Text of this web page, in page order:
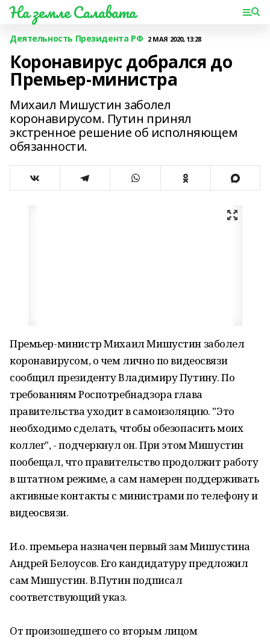
На земле Салавата
Деятельность Президента РФ 2 МАЯ 2020, 13:28
Коронавирус добрался до
Премьер-министра
Михаил Мишустин заболел
коронавирусом. Путин принял
экстренное решение об исполняющем
обязанности.
Премьер-министр Михаил Мишустин заболел
коронавирусом, о чем лично по видеосвязи
сообщил президенту Владимиру Путину. По
требованиям Роспотребнадзора глава
правительства уходит в самоизоляцию. "Это
необходимо сделать, чтобы обезопасить моих
коллег", - подчеркнул он. При этом Мишустин
пообещал, что правительство продолжит работу
в штатном режиме, а сам намерен поддерживать
активные контакты с министрами по телефону и
видеосвязи.
И.о. премьера назначен первый зам Мишустина
Андрей Белоусов. Его кандидатуру предложил
сам Мишустин. В.Путин подписал
соответствующий указ.
От произошедшего со вторым лицом